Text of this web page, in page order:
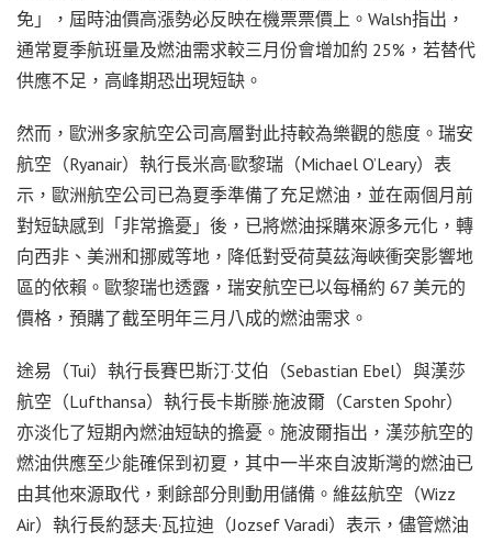
免」，屆時油價高漲勢必反映在機票票價上。Walsh指出，
通常夏季航班量及燃油需求較三月份會增加約 25%，若替代
供應不足，高峰期恐出現短缺。
然而，歐洲多家航空公司高層對此持較為樂觀的態度。瑞安
航空（Ryanair）執行長米高·歐黎瑞（Michael O’Leary）表
示，歐洲航空公司已為夏季準備了充足燃油，並在兩個月前
對短缺感到「非常擔憂」後，已將燃油採購來源多元化，轉
向西非、美洲和挪威等地，降低對受荷莫茲海峽衝突影響地
區的依賴。歐黎瑞也透露，瑞安航空已以每桶約 67 美元的
價格，預購了截至明年三月八成的燃油需求。
途易（Tui）執行長賽巴斯汀·艾伯（Sebastian Ebel）與漢莎
航空（Lufthansa）執行長卡斯滕·施波爾（Carsten Spohr）
亦淡化了短期內燃油短缺的擔憂。施波爾指出，漢莎航空的
燃油供應至少能確保到初夏，其中一半來自波斯灣的燃油已
由其他來源取代，剩餘部分則動用儲備。維茲航空（Wizz
Air）執行長約瑟夫·瓦拉迪（Jozsef Varadi）表示，儘管燃油